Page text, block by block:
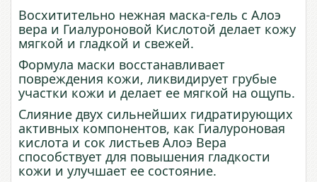
Восхитительно нежная маска-гель с Алоэ
вера и Гиалуроновой Кислотой делает кожу
мягкой и гладкой и свежей.
Формула маски восстанавливает
повреждения кожи, ликвидирует грубые
участки кожи и делает ее мягкой на ощупь.
Слияние двух сильнейших гидратирующих
активных компонентов, как Гиалуроновая
кислота и сок листьев Алоэ Вера
способствует для повышения гладкости
кожи и улучшает ее состояние.